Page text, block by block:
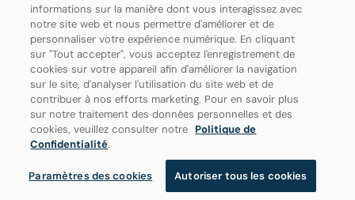
Politique de confidentialité
Paramètres des cookies
© 2026 Tennis Canada, tous droits réservés.
informations sur la manière dont vous interagissez avec
notre site web et nous permettre d'améliorer et de
personnaliser votre expérience numérique. En cliquant
sur "Tout accepter", vous acceptez l'enregistrement de
cookies sur votre appareil afin d'améliorer la navigation
sur le site, d'analyser l'utilisation du site web et de
contribuer à nos efforts marketing. Pour en savoir plus
sur notre traitement des données personnelles et des
cookies, veuillez consulter notre Politique de
Confidentialité.
Paramètres des cookies Autoriser tous les cookies